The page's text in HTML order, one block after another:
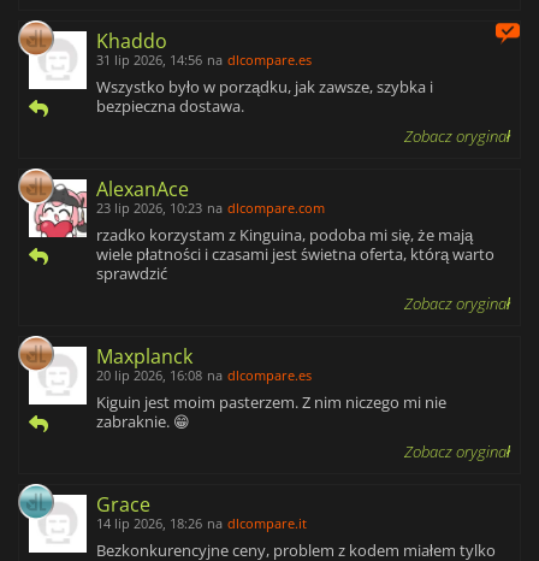
Khaddo
31 lip 2026, 14:56 na dlcompare.es
Wszystko było w porządku, jak zawsze, szybka i
bezpieczna dostawa.
Zobacz oryginał
AlexanAce
23 lip 2026, 10:23 na dlcompare.com
rzadko korzystam z Kinguina, podoba mi się, że mają
wiele płatności i czasami jest świetna oferta, którą warto
sprawdzić
Zobacz oryginał
Maxplanck
20 lip 2026, 16:08 na dlcompare.es
Kiguin jest moim pasterzem. Z nim niczego mi nie
zabraknie. 😁
Zobacz oryginał
Grace
14 lip 2026, 18:26 na dlcompare.it
Bezkonkurencyjne ceny, problem z kodem miałem tylko